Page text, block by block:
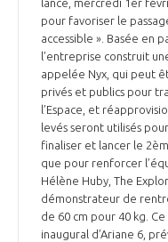
lance, mercredi 1er
pour favoriser le
accessible ». Basée en
l’entreprise construit
appelée Nyx, qui peut
privés et publics pour
l’Espace, et
levés seront utilisés
finaliser et lancer le
que pour renforcer
Hélène Huby, The
démonstrateur de
de 60 cm pour 40 kg.
inaugural d’Ariane 6,